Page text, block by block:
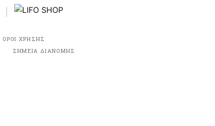
ΟΡΟΙ ΧΡΗΣΗΣ
ΣΗΜΕΙΑ ΔΙΑΝΟΜΗΣ